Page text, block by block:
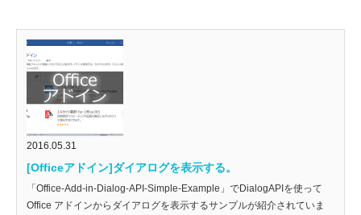
2016.05.31
[Officeアドイン]ダイアログを表示する。
「Office-Add-in-Dialog-API-Simple-Example」でDialogAPIを使って
Office アドインからダイアログを表示するサンプルが紹介されていま